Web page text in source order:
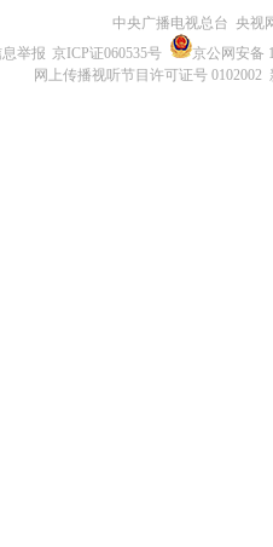
中央广播电视总台 央视
举报 京ICP证060535号
京公网安备
网上传播视听节目许可证号 0102002